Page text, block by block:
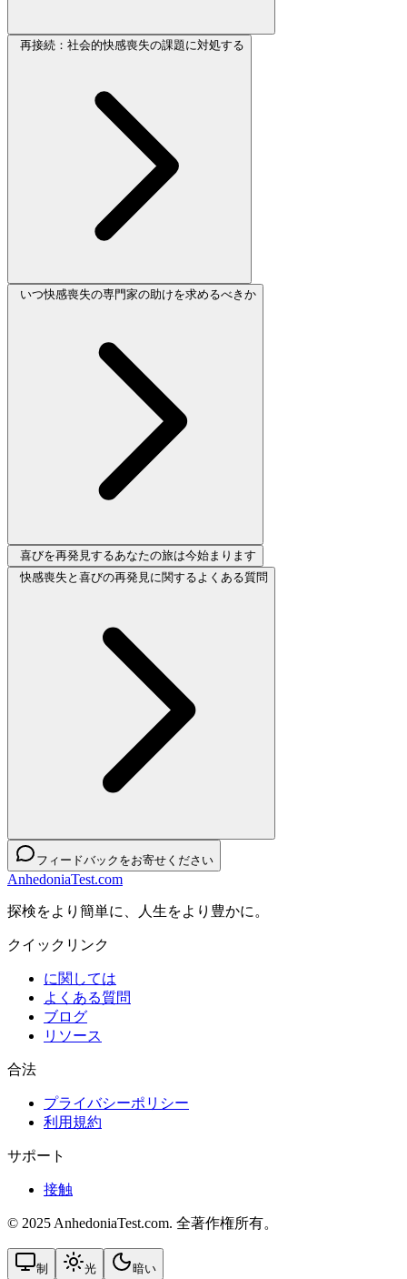
再接続：社会的快感喪失の課題に対処する
いつ快感喪失の専門家の助けを求めるべきか
喜びを再発見するあなたの旅は今始まります
快感喪失と喜びの再発見に関するよくある質問
フィードバックをお寄せください
AnhedoniaTest.com
探検をより簡単に、人生をより豊かに。
クイックリンク
に関しては
よくある質問
ブログ
リソース
合法
プライバシーポリシー
利用規約
サポート
接触
© 2025 AnhedoniaTest.com. 全著作権所有。
制 光 暗い